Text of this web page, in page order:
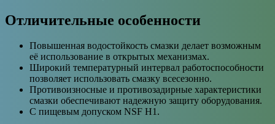
Отличительные особенности
Повышенная водостойкость смазки делает возможным
её использование в открытых механизмах.
Широкий температурный интервал работоспособности
позволяет использовать смазку всесезонно.
Противоизносные и противозадирные характеристики
смазки обеспечивают надежную защиту оборудования.
С пищевым допуском NSF H1.